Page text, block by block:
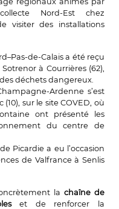
Nord-Est chez
visiter des installations
de-Calais a été reçu
à Courrières (62),
déchets dangereux.
Ardenne s’est
sur le site COVED, où
ont présenté les
du centre de
Picardie a eu l’occasion
de Valfrance à Senlis
la chaîne de
et de renforcer la